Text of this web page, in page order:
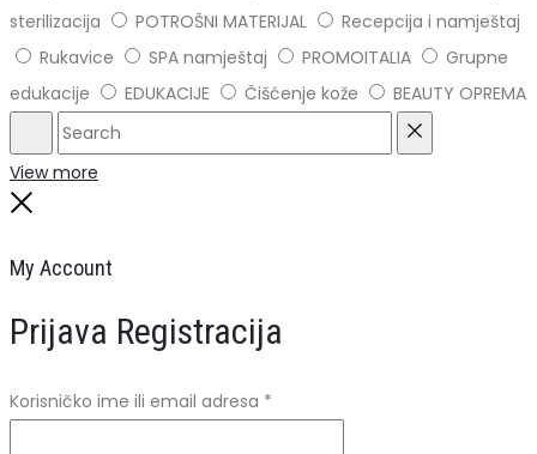
sterilizacija
POTROŠNI MATERIJAL
Recepcija i namještaj
Rukavice
SPA namještaj PROMOITALIA
Grupne
edukacije
EDUKACIJE Čišćenje kože BEAUTY OPREMA
Search
View more
My Account
Prijava Registracija
Korisničko ime ili email adresa *